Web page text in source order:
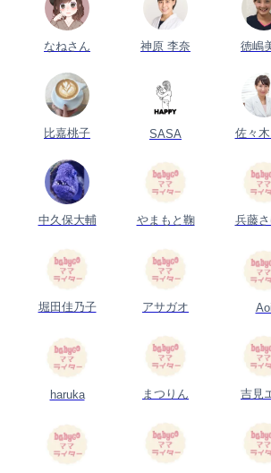
なねさん 神原 李奈 徳嶋
比嘉桃子 SASA 佐々
中久保大輔 やまもと鞠 兵藤さ
堀田佳乃子 アサガオ Aoi
haruka まつりん 吉見